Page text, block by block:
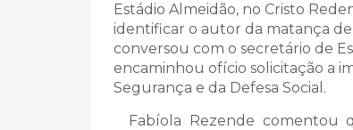
Estádio Almeidão, no Cristo
identificar o autor da matança
conversou com o secretário de
encaminhou ofício solicitação a
Segurança e da Defesa Social.
Fabíola Rezende comentou